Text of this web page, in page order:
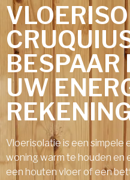
BESPAAR
UW
Vloerisolatie is een simpele
woning warm te houden en
een houten vloer of een